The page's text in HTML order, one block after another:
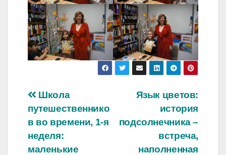
Навигация
по
записям
Язык цветов:
история
подсолнечника –
встреча,
наполненная
Школа
путешественнико
в во времени, 1-я
неделя:
маленькие